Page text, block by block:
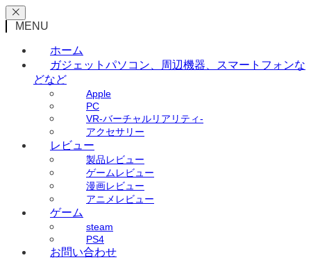
MENU
ホーム
ガジェット パソコン、周辺機器、スマートフォンな
どなど
Apple
PC
VR-バーチャルリアリティ-
アクセサリー
レビュー
製品レビュー
ゲームレビュー
漫画レビュー
アニメレビュー
ゲーム
steam
PS4
お問い合わせ